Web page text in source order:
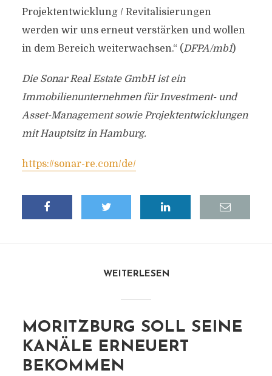
Projektentwicklung / Revitalisierungen
werden wir uns erneut verstärken und wollen
in dem Bereich weiterwachsen.“ (DFPA/mb1)
Die Sonar Real Estate GmbH ist ein
Immobilienunternehmen für Investment- und
Asset-Management sowie Projektentwicklungen
mit Hauptsitz in Hamburg.
https://sonar-re.com/de/
WEITERLESEN
MORITZBURG SOLL SEINE
KANÄLE ERNEUERT
BEKOMMEN